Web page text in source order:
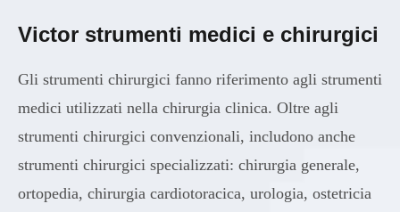
Victor strumenti medici e chirurgici
Gli strumenti chirurgici fanno riferimento agli strumenti
medici utilizzati nella chirurgia clinica. Oltre agli
strumenti chirurgici convenzionali, includono anche
strumenti chirurgici specializzati: chirurgia generale,
ortopedia, chirurgia cardiotoracica, urologia, ostetricia